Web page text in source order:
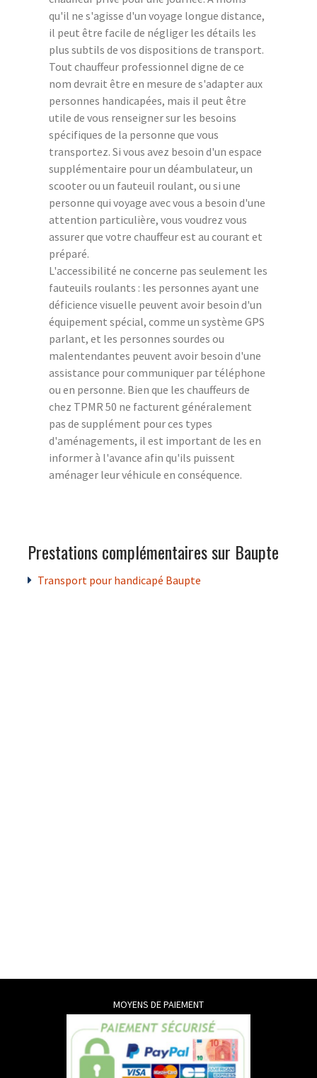
qu'il ne s'agisse d'un voyage longue distance,
il peut être facile de négliger les détails les
plus subtils de vos dispositions de transport.
Tout chauffeur professionnel digne de ce
nom devrait être en mesure de s'adapter aux
personnes handicapées, mais il peut être
utile de vous renseigner sur les besoins
spécifiques de la personne que vous
transportez. Si vous avez besoin d'un espace
supplémentaire pour un déambulateur, un
scooter ou un fauteuil roulant, ou si une
personne qui voyage avec vous a besoin d'une
attention particulière, vous voudrez vous
assurer que votre chauffeur est au courant et
préparé.
L'accessibilité ne concerne pas seulement les
fauteuils roulants : les personnes ayant une
déficience visuelle peuvent avoir besoin d'un
équipement spécial, comme un système GPS
parlant, et les personnes sourdes ou
malentendantes peuvent avoir besoin d'une
assistance pour communiquer par téléphone
ou en personne. Bien que les chauffeurs de
chez TPMR 50 ne facturent généralement
pas de supplément pour ces types
d'aménagements, il est important de les en
informer à l'avance afin qu'ils puissent
aménager leur véhicule en conséquence.
Prestations complémentaires sur Baupte
Transport pour handicapé Baupte
MOYENS DE PAIEMENT